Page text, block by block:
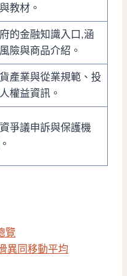
教材。
的金融知識入口,涵
險與商品介紹。
產業與從業規範、投
權益資訊。
爭議申訴與保護機
覽
異同移動平均